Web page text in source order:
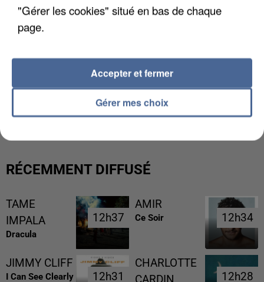
L’UN DES FONDATEURS SUPPOSÉS DE LA DZ
MAFIA INTERPELLÉ EN ALGÉRIE
RÉCEMMENT DIFFUSÉ
TAME
IMPALA
Dracula
12h37
12h37
AMIR
Ce Soir 12h34
12h34
JIMMY CLIFF
I Can See Clearly
12h31
12h31
CHARLOTTE
12h28
12h28
"Gérer les cookies" situé en bas de chaque
page.
Gérer mes choix
Accepter et fermer